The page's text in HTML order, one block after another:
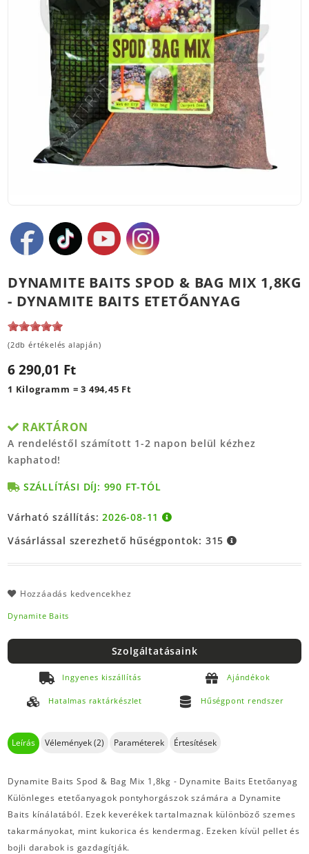
DYNAMITE BAITS SPOD & BAG MIX 1,8KG
- DYNAMITE BAITS ETETŐANYAG
(2db értékelés alapján)
6 290,01 Ft
1 Kilogramm = 3 494,45 Ft
RAKTÁRON
A rendeléstől számított 1-2 napon belül kézhez
kaphatod!
SZÁLLÍTÁSI DÍJ: 990 FT-TÓL
Várható szállítás:2026-08-11
Vásárlással szerezhető hűségpontok: 315
Hozzáadás kedvencekhez
Dynamite Baits
Szolgáltatásaink
Ingyenes kiszállítás Ajándékok
Hatalmas raktárkészlet Hűségpont rendszer
Leírás Vélemények (2) Paraméterek Értesítések
Dynamite Baits Spod & Bag Mix 1,8kg - Dynamite Baits Etetőanyag
Különleges etetőanyagok pontyhorgászok számára a Dynamite
Baits kínálatából. Ezek keverékek tartalmaznak különböző szemes
takarmányokat, mint kukorica és kendermag. Ezeken kívül pellet és
bojli darabok is gazdagítják.